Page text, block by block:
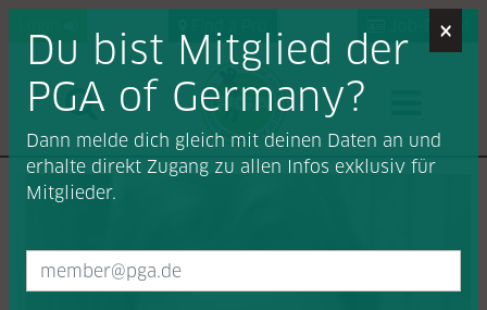
Job-Portal
×
Du bist Mitglied der
PGA of Germany?
Dann melde dich gleich mit deinen Daten an und
erhalte direkt Zugang zu allen Infos exklusiv für
Mitglieder.